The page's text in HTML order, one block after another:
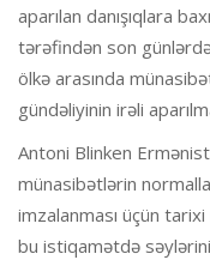
aparılan danışıqlara
tərəfindən son
ölkə arasında
gündəliyinin irəli
Antoni Blinken
münasibətlərin
imzalanması üçün
bu istiqamətdə